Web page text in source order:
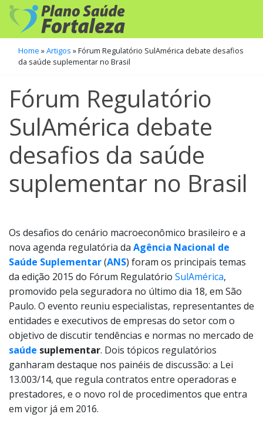
Home »Artigos »Fórum Regulatório SulAmérica debate desafios
da saúde suplementar no Brasil
Fórum Regulatório
SulAmérica debate
desafios da saúde
suplementar no Brasil
Os desafios do cenário macroeconômico brasileiro e a
nova agenda regulatória da Agência Nacional de
Saúde Suplementar(ANS) foram os principais temas
da edição 2015 do Fórum Regulatório SulAmérica,
promovido pela seguradora no último dia 18, em São
Paulo. O evento reuniu especialistas, representantes de
entidades e executivos de empresas do setor com o
objetivo de discutir tendências e normas no mercado de
saúde suplementar. Dois tópicos regulatórios
ganharam destaque nos painéis de discussão: a Lei
13.003/14, que regula contratos entre operadoras e
prestadores, e o novo rol de procedimentos que entra
em vigor já em 2016.